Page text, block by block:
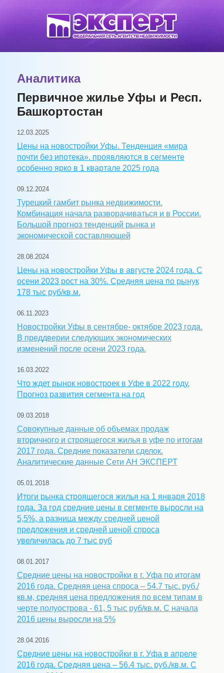
Аналитика
Первичное жилье Уфы и Респ.
Башкортостан
12.03.2025
Цены на новостройки Уфы. Тенденция «мира
почти без ипотека». проявляются в сегменте
особенно ярко в 1 квартале 2025 года
09.12.2024
Турецкий гамбит рынка недвижимости.
Комбинация начала разворачиваться и в России.
Большой прогноз тенденций рынка и
экономической составляющей
28.08.2024
Цены на новостройки Уфы в августе 2024 года. С
осени 2023 рост на 30%. Средняя цена по рынук
178 тыс руб/кв.м.
06.11.2023
Новостройки Уфы в сентябре- октябре 2023 года.
В преддверии следующих экономических
изменений после осени 2023 года.
16.03.2022
Что ждет рынок новостроек в Уфе в 2022 году.
Прогноз развития сегмента на год
09.03.2018
Совокупные данные об объемах продаж
вторичного и строящегося жилья в уфе по итогам
2017 года. Средние показатели сделок.
Аналитические данные Сети АН ЭКСПЕРТ
05.01.2018
Итоги рынка строящегося жилья на 1 января 2018
года. За год средние цены в сегменте выросли на
5,5%, а разница между средней ценой
предложения и средней ценой спроса
увеличилась до 7 тыс руб
08.01.2017
Средние цены на новостройки в г. Уфа по итогам
2016 года. Средняя цена спроса – 54.7 тыс. руб./
кв.м, средняя цена предложения по всем типам в
черте полуострова - 61, 5 тыс руб/кв.м. С начала
2016 цены выросли на 5%
28.04.2016
Средние цены на новостройки в г. Уфа в апреле
2016 года. Средняя цена – 56.4 тыс. руб./кв.м. С